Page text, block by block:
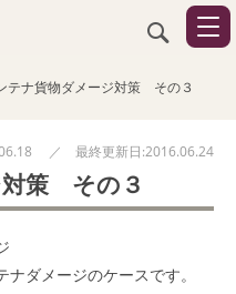
テナ貨物ダメージ対策 その３
／ 最終更新日:2016.06.24
対策 その３
ダメージのケースです。